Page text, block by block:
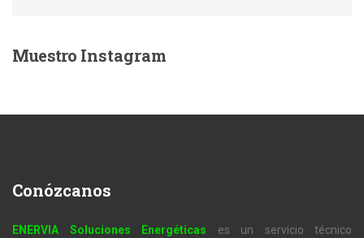
Muestro Instagram
Conózcanos
ENERVIA Soluciones Energéticas es un servicio técnico